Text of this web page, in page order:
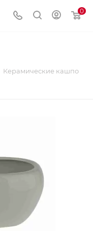
0
Керамические кашпо